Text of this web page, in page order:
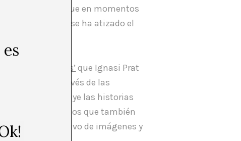
a entender que en momentos
ciertos lugares se ha atizado el
los vencedores’ que Ignasi Prat
construye a través de las
Prat reconstruye las historias
(documentos que también
importante archivo de imágenes y